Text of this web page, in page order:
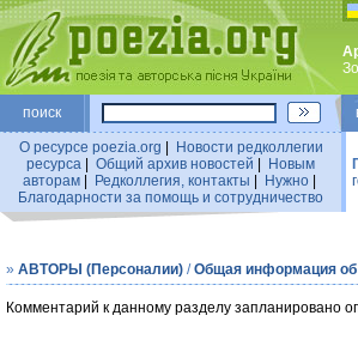
поиск
О ресурсе poezia.org
Новости редколлегии
ресурса
Общий архив новостей
Новым
авторам| Редколлегия, контакты Нужно|
Благодарности за помощь и сотрудничество
» АВТОРЫ (Персоналии) /Общая информация об
Комментарий к данному разделу запланировано